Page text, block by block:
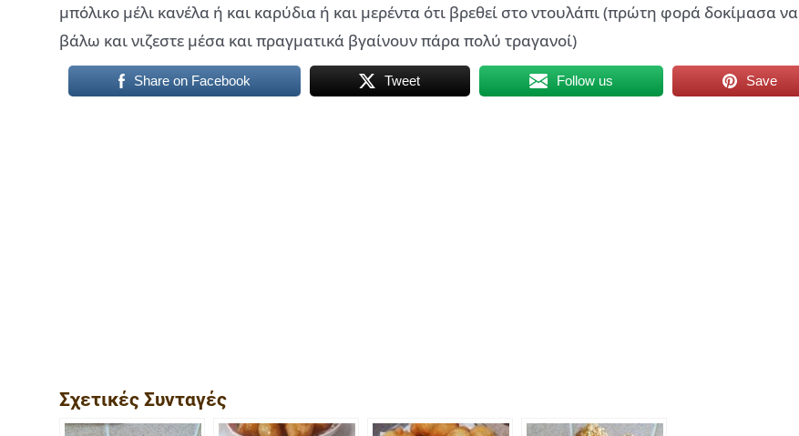
μπόλικο μέλι κανέλα ή και καρύδια ή και μερέντα ότι βρεθεί στο ντουλάπι (πρώτη φορά δοκίμασα να
βάλω και νιζεστε μέσα και πραγματικά βγαίνουν πάρα πολύ τραγανοί)
Share on Facebook Tweet Follow us Save
Σχετικές Συνταγές